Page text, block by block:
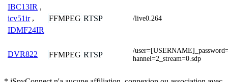
IBC13IR ,
icv51ir ,
IDMF24IR
FFMPEG RTSP /live0.264
DVR822 FFMPEG RTSP
/
hannel=2_stream=0.sdp